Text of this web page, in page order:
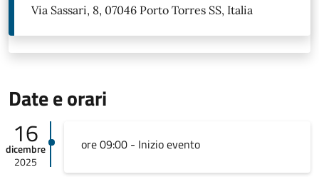
Via Sassari, 8, 07046 Porto Torres SS, Italia
Date e orari
16
dicembre
2025
ore 09:00 - Inizio evento